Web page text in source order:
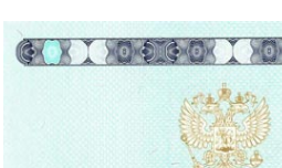
Вологда
Воронеж
Грозный
Иваново